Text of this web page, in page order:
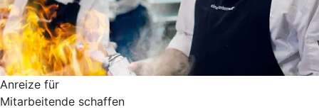
Anreize für
Mitarbeitende schaffen